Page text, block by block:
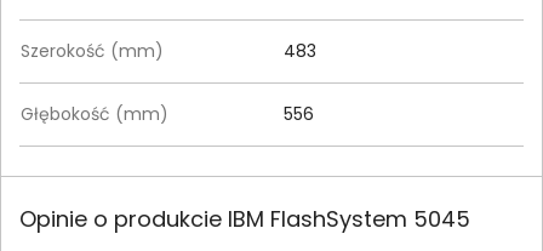
Szerokość (mm) 483
Głębokość (mm) 556
Opinie o produkcie IBM FlashSystem 5045